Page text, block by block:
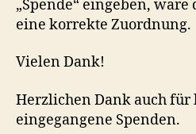
„Spende“ eingeben,
eine korrekte Zuordnung.
Vielen Dank!
Herzlichen Dank auch für
eingegangene Spenden.